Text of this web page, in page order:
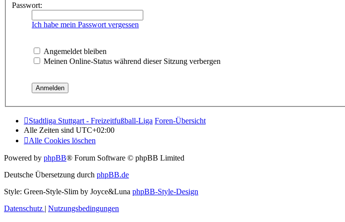
Passwort:
Ich habe mein Passwort vergessen
Angemeldet bleiben
Meinen Online-Status während dieser Sitzung verbergen
Stadtliga Stuttgart - Freizeitfußball-Liga Foren-Übersicht
Alle Zeiten sind UTC+02:00
Alle Cookies löschen
Powered by phpBB® Forum Software © phpBB Limited
Deutsche Übersetzung durch phpBB.de
Style: Green-Style-Slim by Joyce&Luna phpBB-Style-Design
Datenschutz | Nutzungsbedingungen